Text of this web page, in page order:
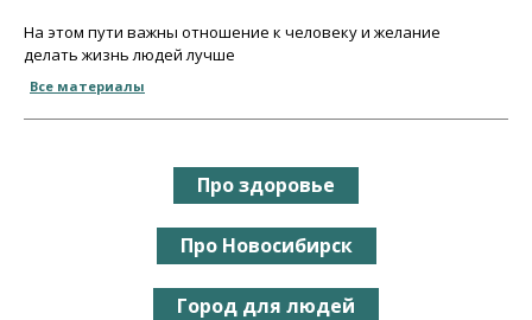
На этом пути важны отношение к человеку и желание
делать жизнь людей лучше
Все материалы
Про здоровье
Про Новосибирск
Город для людей